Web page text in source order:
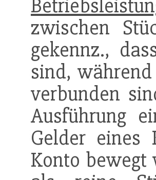
zwischen
gekennz.,
sind,
verbunden
Ausführung
Gelder eines
Konto